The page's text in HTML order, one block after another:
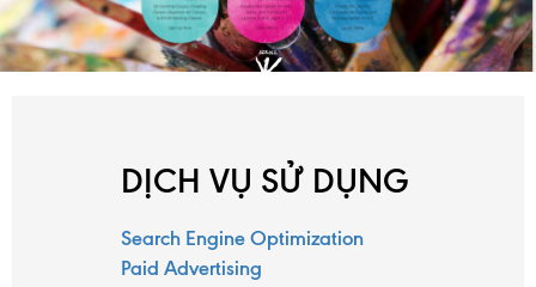
TRANG
DỊCH VỤ SỬ DỤNG
Search Engine Optimization
Paid Advertising